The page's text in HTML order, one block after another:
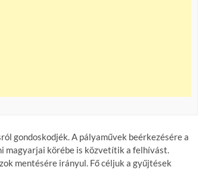
gondoskodjék. A pályaművek beérkezésére a
magyarjai körébe is közvetítik a felhívást.
mentésére irányul. Fő céljuk a gyűjtések